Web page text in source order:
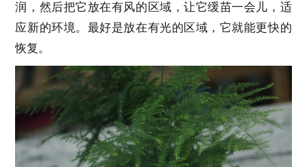
润，然后把它放在有风的区域，让它缓苗一会儿，适
应新的环境。最好是放在有光的区域，它就能更快的
恢复。